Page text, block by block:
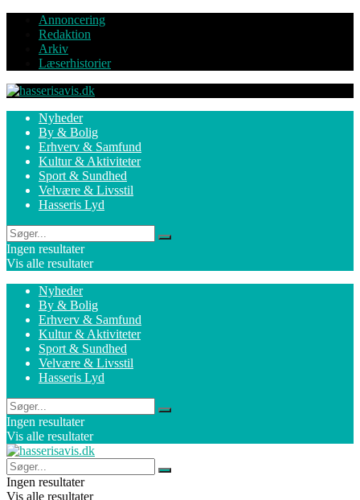
Annoncering
Redaktion
Arkiv
Læserhistorier
Nyheder
By & Bolig
Erhverv & Samfund
Kultur & Aktiviteter
Sport & Sundhed
Velvære & Livsstil
Hasseris Lyd
Ingen resultater
Vis alle resultater
Nyheder
By & Bolig
Erhverv & Samfund
Kultur & Aktiviteter
Sport & Sundhed
Velvære & Livsstil
Hasseris Lyd
Ingen resultater
Vis alle resultater
Ingen resultater
Vis alle resultater